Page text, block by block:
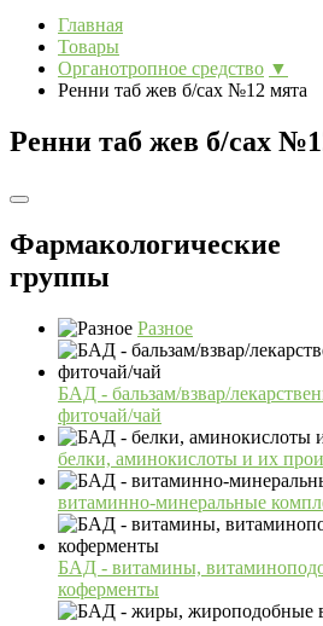
Главная
Товары
Органотропное средство ▼
Ренни таб жев б/сах №12 мята
Ренни таб жев б/сах
Фармакологические
группы
Разное
БАД - бальзам/взвар/
фиточай/чай
белки, аминокислоты и их
витаминно-минеральные
БАД - витамины,
коферменты